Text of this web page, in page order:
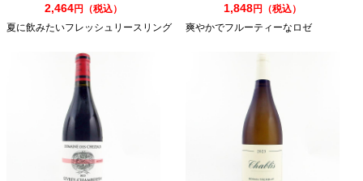
2,464円（税込）
夏に飲みたいフレッシュリースリング
1,848円（税込）
爽やかでフルーティーなロゼ